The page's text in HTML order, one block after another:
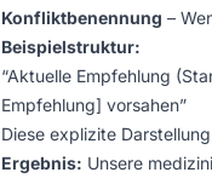
Konfliktbenennung –
Beispielstruktur:
“Aktuelle Empfehlung
Empfehlung] vorsahen”
Diese explizite
Ergebnis: Unsere